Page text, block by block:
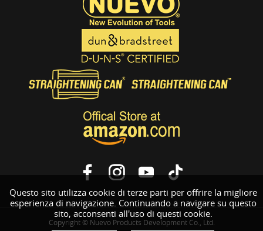
Questo sito utilizza cookie di terze parti per offrire la migliore
esperienza di navigazione. Continuando a navigare su questo
sito, acconsenti all'uso di questi cookie.
Copyright © Nuevo Products Development Co., Ltd.